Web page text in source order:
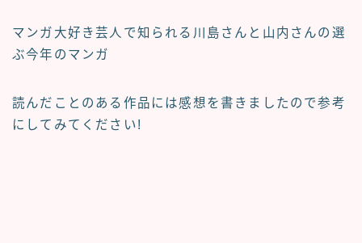
マンガ大好き芸人で知られる川島さんと山内さんの選
ぶ今年のマンガ
読んだことのある作品には感想を書きましたので参考
にしてみてください!